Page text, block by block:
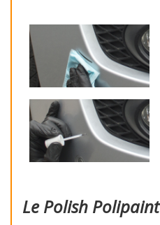
Le Polish Polipaint